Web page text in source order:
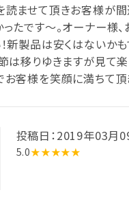
ませて頂きお客様が間
たです〜。オーナー様
新製品は安くはないか
は移りゆきますが見て
客様を笑顔に満ちて頂
投稿日：2019年03月
5.0★★★★★